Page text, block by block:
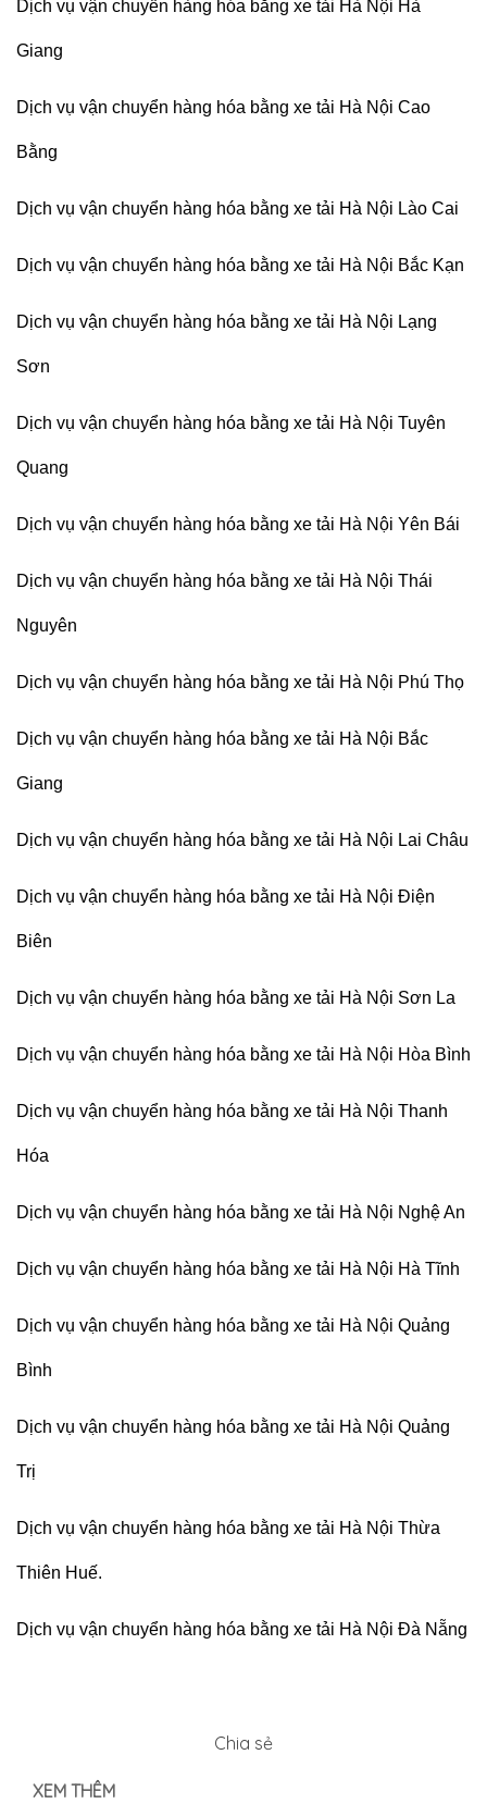
Dịch vụ vận chuyển hàng hóa bằng xe tải Hà Nội Hà
Giang
Dịch vụ vận chuyển hàng hóa bằng xe tải Hà Nội Cao
Bằng
Dịch vụ vận chuyển hàng hóa bằng xe tải Hà Nội Lào Cai
Dịch vụ vận chuyển hàng hóa bằng xe tải Hà Nội Bắc Kạn
Dịch vụ vận chuyển hàng hóa bằng xe tải Hà Nội Lạng
Sơn
Dịch vụ vận chuyển hàng hóa bằng xe tải Hà Nội Tuyên
Quang
Dịch vụ vận chuyển hàng hóa bằng xe tải Hà Nội Yên Bái
Dịch vụ vận chuyển hàng hóa bằng xe tải Hà Nội Thái
Nguyên
Dịch vụ vận chuyển hàng hóa bằng xe tải Hà Nội Phú Thọ
Dịch vụ vận chuyển hàng hóa bằng xe tải Hà Nội Bắc
Giang
Dịch vụ vận chuyển hàng hóa bằng xe tải Hà Nội Lai Châu
Dịch vụ vận chuyển hàng hóa bằng xe tải Hà Nội Điện
Biên
Dịch vụ vận chuyển hàng hóa bằng xe tải Hà Nội Sơn La
Dịch vụ vận chuyển hàng hóa bằng xe tải Hà Nội Hòa Bình
Dịch vụ vận chuyển hàng hóa bằng xe tải Hà Nội Thanh
Hóa
Dịch vụ vận chuyển hàng hóa bằng xe tải Hà Nội Nghệ An
Dịch vụ vận chuyển hàng hóa bằng xe tải Hà Nội Hà Tĩnh
Dịch vụ vận chuyển hàng hóa bằng xe tải Hà Nội Quảng
Bình
Dịch vụ vận chuyển hàng hóa bằng xe tải Hà Nội Quảng
Trị
Dịch vụ vận chuyển hàng hóa bằng xe tải Hà Nội Thừa
Thiên Huế.
Dịch vụ vận chuyển hàng hóa bằng xe tải Hà Nội Đà Nẵng
Chia sẻ
XEM THÊM